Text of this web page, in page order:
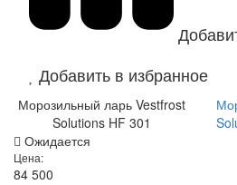
Добавить в избранное
Морозильный ларь Vestfrost
Solutions HF 301
Ожидается
Цена:
84 500